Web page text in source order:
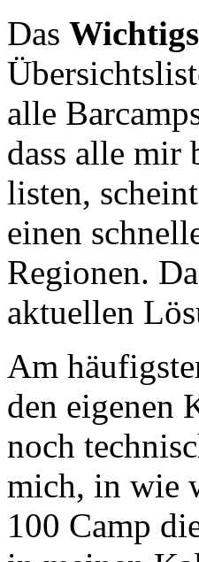
Das
alle
dass alle mir
listen,
einen
Regionen.
aktuellen
Am
den eigenen
noch
mich, in wie
100 Camp